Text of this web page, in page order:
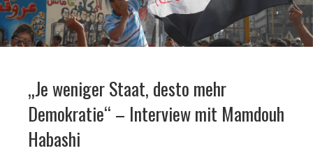
„Je weniger Staat, desto mehr
Demokratie“ – Interview mit Mamdouh
Habashi